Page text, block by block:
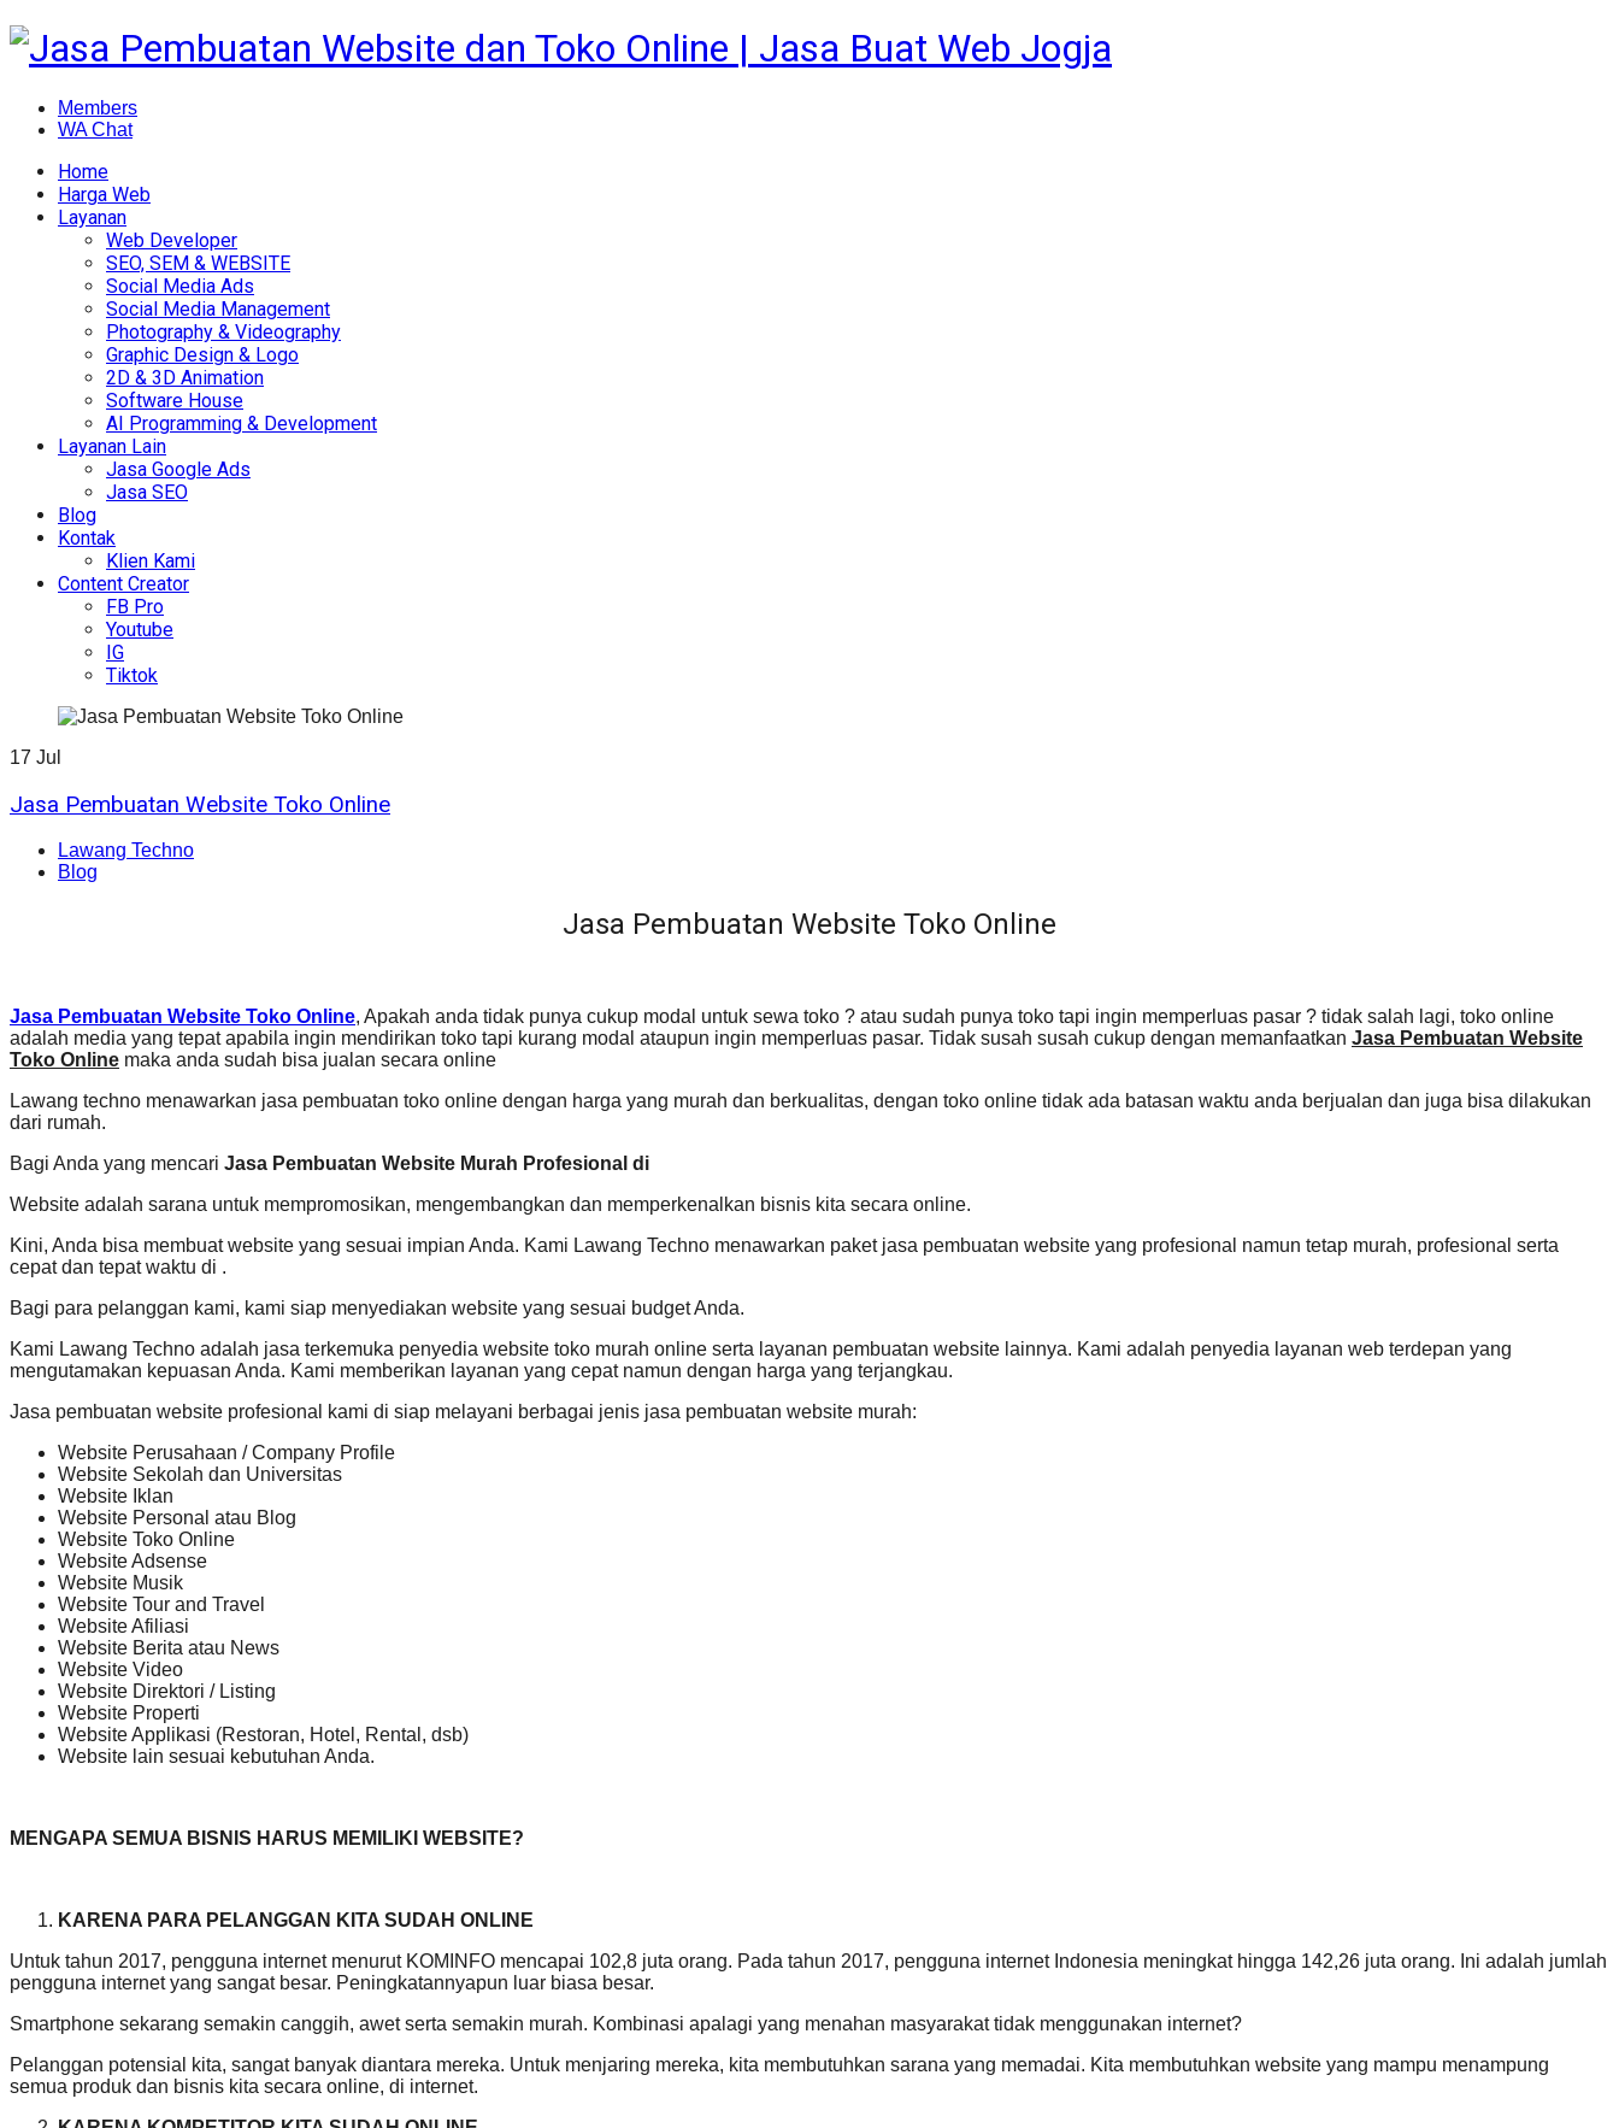
Members
WA Chat
Home
Harga Web
Layanan
Web Developer
SEO, SEM & WEBSITE
Social Media Ads
Social Media Management
Photography & Videography
Graphic Design & Logo
2D & 3D Animation
Software House
AI Programming & Development
Layanan Lain
Jasa Google Ads
Jasa SEO
Blog
Kontak
Klien Kami
Content Creator
FB Pro
Youtube
IG
Tiktok
17 Jul
Jasa Pembuatan Website Toko Online
Lawang Techno
Blog
Jasa Pembuatan Website Toko Online
Jasa Pembuatan Website Toko Online, Apakah anda tidak punya cukup modal untuk sewa toko ? atau sudah punya toko tapi ingin memperluas pasar ? tidak salah lagi, toko online
adalah media yang tepat apabila ingin mendirikan toko tapi kurang modal ataupun ingin memperluas pasar. Tidak susah susah cukup dengan memanfaatkan Jasa Pembuatan Website
Toko Online maka anda sudah bisa jualan secara online
Lawang techno menawarkan jasa pembuatan toko online dengan harga yang murah dan berkualitas, dengan toko online tidak ada batasan waktu anda berjualan dan juga bisa dilakukan
dari rumah.
Bagi Anda yang mencari Jasa Pembuatan Website Murah Profesional di
Website adalah sarana untuk mempromosikan, mengembangkan dan memperkenalkan bisnis kita secara online.
Kini, Anda bisa membuat website yang sesuai impian Anda. Kami Lawang Techno menawarkan paket jasa pembuatan website yang profesional namun tetap murah, profesional serta
cepat dan tepat waktu di .
Bagi para pelanggan kami, kami siap menyediakan website yang sesuai budget Anda.
Kami Lawang Techno adalah jasa terkemuka penyedia website toko murah online serta layanan pembuatan website lainnya. Kami adalah penyedia layanan web terdepan yang
mengutamakan kepuasan Anda. Kami memberikan layanan yang cepat namun dengan harga yang terjangkau.
Jasa pembuatan website profesional kami di siap melayani berbagai jenis jasa pembuatan website murah:
Website Perusahaan / Company Profile
Website Sekolah dan Universitas
Website Iklan
Website Personal atau Blog
Website Toko Online
Website Adsense
Website Musik
Website Tour and Travel
Website Afiliasi
Website Berita atau News
Website Video
Website Direktori / Listing
Website Properti
Website Applikasi (Restoran, Hotel, Rental, dsb)
Website lain sesuai kebutuhan Anda.
MENGAPA SEMUA BISNIS HARUS MEMILIKI WEBSITE?
KARENA PARA PELANGGAN KITA SUDAH ONLINE
Untuk tahun 2017, pengguna internet menurut KOMINFO mencapai 102,8 juta orang. Pada tahun 2017, pengguna internet Indonesia meningkat hingga 142,26 juta orang. Ini adalah jumlah
pengguna internet yang sangat besar. Peningkatannyapun luar biasa besar.
Smartphone sekarang semakin canggih, awet serta semakin murah. Kombinasi apalagi yang menahan masyarakat tidak menggunakan internet?
Pelanggan potensial kita, sangat banyak diantara mereka. Untuk menjaring mereka, kita membutuhkan sarana yang memadai. Kita membutuhkan website yang mampu menampung
semua produk dan bisnis kita secara online, di internet.